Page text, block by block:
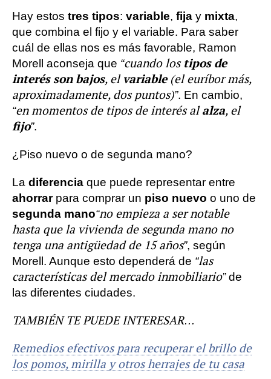
Hay estos tres tipos: variable, fija y mixta,
que combina el fijo y el variable. Para saber
cuál de ellas nos es más favorable, Ramon
Morell aconseja que “cuando los tipos de
interés son bajos, el variable (el euríbor más,
aproximadamente, dos puntos)”. En cambio,
“en momentos de tipos de interés alalza, el
fijo”.
¿Piso nuevo o de segunda mano?
La diferencia que puede representar entre
ahorrar para comprar un piso nuevo o uno de
segunda mano“no empieza a ser notable
hasta que la vivienda de segunda mano no
tenga una antigüedad de 15 años”, según
Morell. Aunque esto dependerá de “las
características del mercado inmobiliario”de
las diferentes ciudades.
TAMBIÉN TE PUEDE INTERESAR…
Remedios efectivos para recuperar el brillo de
los pomos, mirilla y otros herrajes de tu casa